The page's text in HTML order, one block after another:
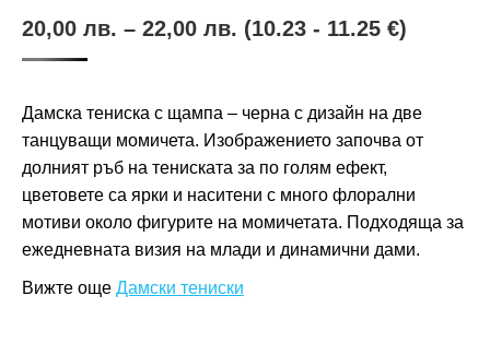
20,00 лв. – 22,00 лв. (10.23 - 11.25 €)
Дамска тениска с щампа – черна с дизайн на две
танцуващи момичета. Изображението започва от
долният ръб на тениската за по голям ефект,
цветовете са ярки и наситени с много флорални
мотиви около фигурите на момичетата. Подходяща за
ежедневната визия на млади и динамични дами.
Вижте още Дамски тениски